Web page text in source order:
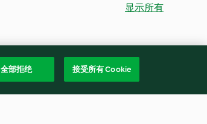
显示所有
全部拒绝 接受所有 Cookie